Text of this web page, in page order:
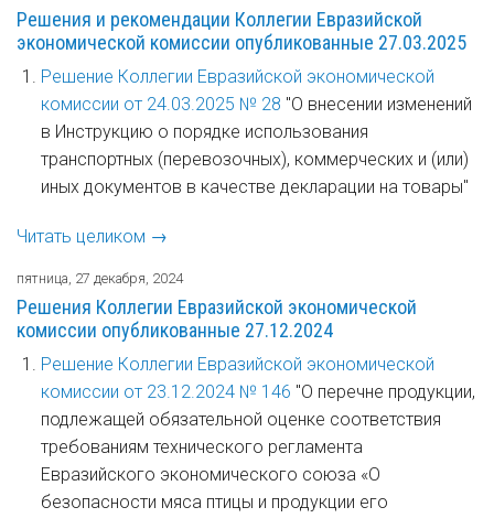
Решения и рекомендации Коллегии Евразийской
экономической комиссии опубликованные 27.03.2025
Решение Коллегии Евразийской экономической
комиссии от 24.03.2025 № 28 "О внесении изменений
в Инструкцию о порядке использования
транспортных (перевозочных), коммерческих и (или)
иных документов в качестве декларации на товары"
Читать целиком →
пятница, 27 декабря, 2024
Решения Коллегии Евразийской экономической
комиссии опубликованные 27.12.2024
Решение Коллегии Евразийской экономической
комиссии от 23.12.2024 № 146 "О перечне продукции,
подлежащей обязательной оценке соответствия
требованиям технического регламента
Евразийского экономического союза «О
безопасности мяса птицы и продукции его